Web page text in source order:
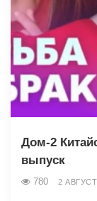
Дом-2
выпуск
780 2